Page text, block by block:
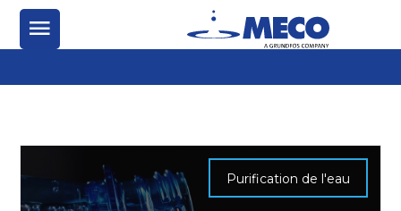
Purification de l'eau